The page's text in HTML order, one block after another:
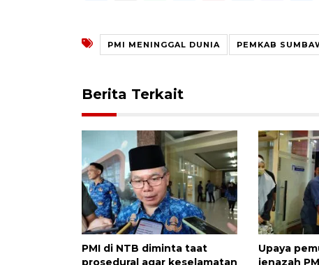
PMI MENINGGAL DUNIA PEMKAB
Berita Terkait
PMI di NTB diminta taat
prosedural agar keselamatan
Upaya
jenazah